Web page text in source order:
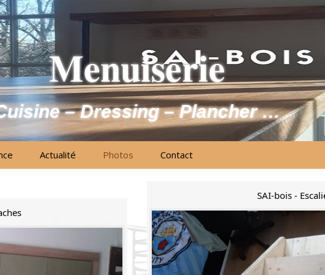
Menuiserie
– Dressing – Plancher …
Actualité Photos Contact
SAI-bois -